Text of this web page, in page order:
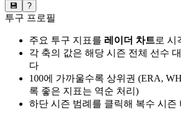
💾 ?
투구 프로필
주요 투구 지표를 레이더 차트로 시
각 축의 값은 해당 시즌 전체 선수 대
다
100에 가까울수록 상위권 (ERA,
록 좋은 지표는 역순 처리)
하단 시즌 범례를 클릭해 복수 시즌